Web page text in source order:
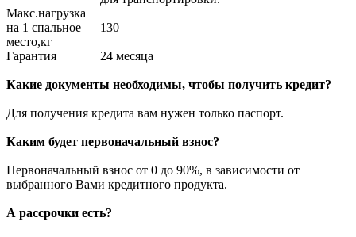
Макс.нагрузка
на 1 спальное
место,кг
130
Гарантия 24 месяца
Какие документы необходимы, чтобы получить кредит?
Для получения кредита вам нужен только паспорт.
Каким будет первоначальный взнос?
Первоначальный взнос от 0 до 90%, в зависимости от
выбранного Вами кредитного продукта.
А рассрочки есть?